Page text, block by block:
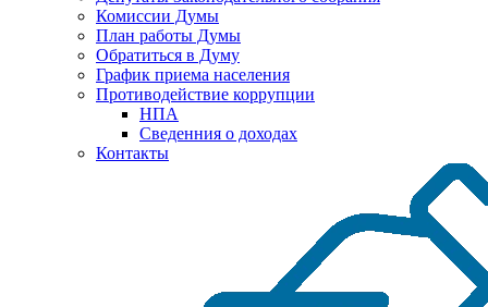
Комиссии Думы
План работы Думы
Обратиться в Думу
График приема населения
Противодействие коррупции
НПА
Сведенния о доходах
Контакты